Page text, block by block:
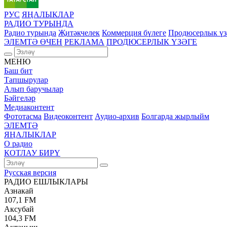
РУС ЯҢАЛЫКЛАР
РАДИО ТУРЫНДА
Радио турында Җитәкчелек Коммерция бүлеге Продюсерлык
ЭЛЕМТӘ ӨЧЕН РЕКЛАМА ПРОДЮСЕРЛЫК ҮЗӘГЕ
МЕНЮ
Баш бит
Тапшырулар
Алып баручылар
Бәйгеләр
Медиаконтент
Фототасма Видеоконтент Аудио-архив Болгарда жырлыйм
ЭЛЕМТӘ
ЯҢАЛЫКЛАР
О радио
КОТЛАУ БИРҮ
Русская версия
РАДИО ЕШЛЫКЛАРЫ
Азнакай
107,1 FM
Аксубай
104,3 FM